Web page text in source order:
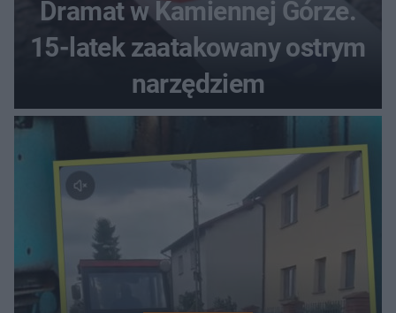
Dramat w Kamiennej Górze.
15-latek zaatakowany ostrym
narzędziem